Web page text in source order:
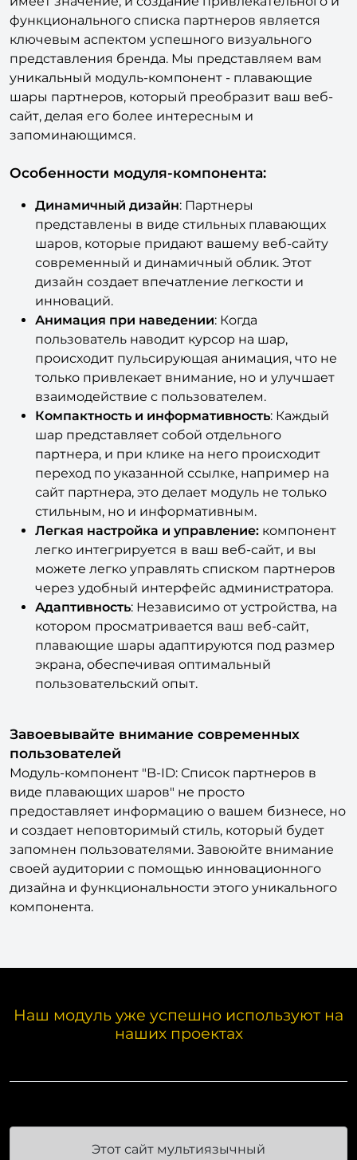
В мире дизайна веб-страниц каждая деталь
имеет значение, и создание привлекательного и
функционального списка партнеров является
ключевым аспектом успешного визуального
представления бренда. Мы представляем вам
уникальный модуль-компонент - плавающие
шары партнеров, который преобразит ваш веб-
сайт, делая его более интересным и
Особенности модуля-компонента:
Динамичный дизайн : Партнеры
представлены в виде стильных плавающих
шаров, которые придают вашему веб-сайту
современный и динамичный облик. Этот
дизайн создает впечатление легкости и
инноваций.
Анимация при наведении: Когда
пользователь наводит курсор на шар,
происходит пульсирующая анимация, что не
только привлекает внимание, но и улучшает
взаимодействие с пользователем.
Компактность и информативность : Каждый
шар представляет собой отдельного
партнера, и при клике на него происходит
переход по указанной ссылке, например на
сайт партнера, это делает модуль не только
стильным, но и информативным.
Легкая настройка и управление:компонент
легко интегрируется в ваш веб-сайт, и вы
можете легко управлять списком партнеров
через удобный интерфейс администратора.
Адаптивность: Независимо от устройства, на
котором просматривается ваш веб-сайт,
плавающие шары адаптируются под размер
экрана, обеспечивая оптимальный
Завоевывайте внимание современных
пользователей
Модуль-компонент "B-ID: Список партнеров в
виде плавающих шаров" не просто
предоставляет информацию о вашем бизнесе, но
и создает неповторимый стиль, который будет
запомнен пользователями. Завоюйте внимание
своей аудитории с помощью инновационного
дизайна и функциональности этого уникального
Наш модуль уже успешно используют на